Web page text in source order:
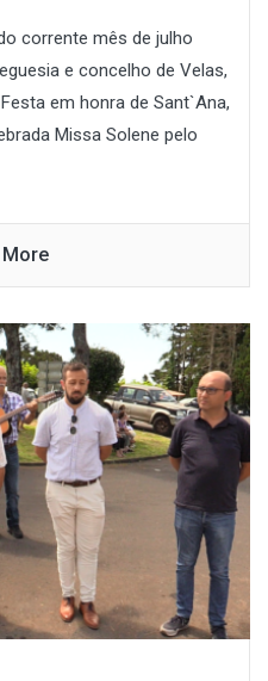
corrente mês de julho
e concelho de Velas,
em honra de Sant`Ana,
Missa Solene pelo
More